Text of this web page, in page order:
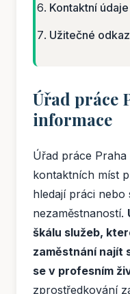
Kontaktní
Užitečné
Úřad práce
informace
Úřad práce
kontaktních míst
hledají práci nebo
nezaměstnaností.
škálu služeb,
zaměstnání najít
se v profesním
zprostředkování